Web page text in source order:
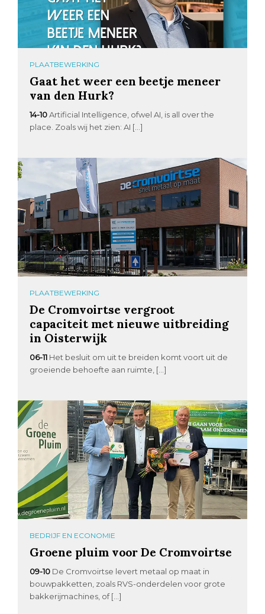
PLAATBEWERKING
Gaat het weer een beetje meneer
van den Hurk?
14-10 Artificial Intelligence, ofwel AI, is all over the
place. Zoals wij het zien: AI […]
PLAATBEWERKING
De Cromvoirtse vergroot
capaciteit met nieuwe uitbreiding
in Oisterwijk
06-11 Het besluit om uit te breiden komt voort uit de
groeiende behoefte aan ruimte, […]
BEDRIJF EN ECONOMIE
Groene pluim voor De Cromvoirtse
09-10 De Cromvoirtse levert metaal op maat in
bouwpakketten, zoals RVS-onderdelen voor grote
bakkerijmachines, of […]